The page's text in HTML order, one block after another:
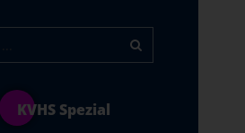
KVHS Spezial